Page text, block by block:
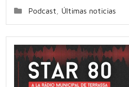
Podcast
Últimas noticias